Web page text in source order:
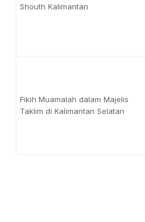
Shouth Kalimantan
Fikih Muamalah dalam Majelis
Taklim di Kalimantan Selatan